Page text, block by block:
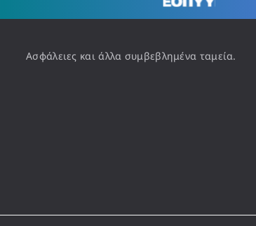
Ασφάλειες και άλλα συμβεβλημένα ταμεία.